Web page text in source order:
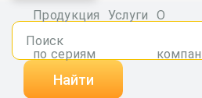
Продукция
по сериям
Услуги О
Найти